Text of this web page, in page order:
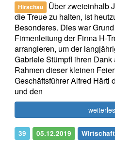
Hirschau
Über zweieinhalb
die Treue zu halten, ist
Besonderes. Dies war
Firmenleitung der Firma H-
arrangieren, um der
Gabriele Stümpfl ihren
Rahmen dieser kleinen
Geschäftsführer Alfred Härtl
und den
39 05.12.2019 Wirtschaft